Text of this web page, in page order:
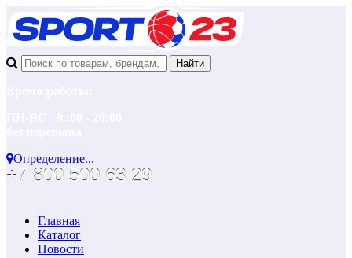
Определение...
+7 800 500 63 29
Главная
Каталог
Новости